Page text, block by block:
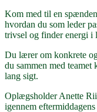
Kom med til en
hvordan du som leder
trivsel og finder energi i
Du lærer om konkrete
du sammen med teamet
lang sigt.
Oplægsholder Anette
igennem